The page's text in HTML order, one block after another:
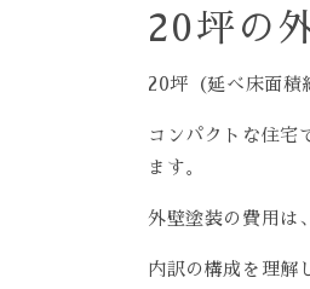
20坪の
20坪（延べ床面積
コンパクトな住宅
ます。
外壁塗装の費用は
内訳の構成を理解